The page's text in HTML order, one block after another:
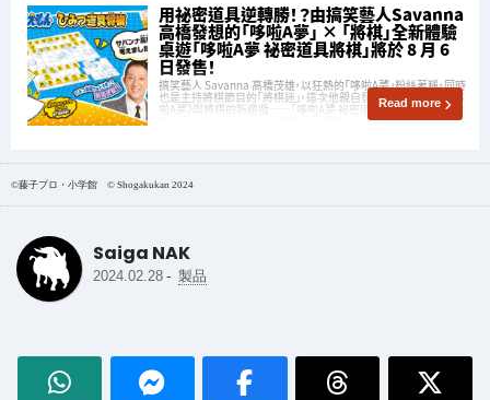
用祕密道具逆轉勝！？由搞笑藝人Savanna
高橋發想的「哆啦A夢」 × 「將棋」全新體驗
桌遊「哆啦A夢 祕密道具將棋」將於 8 月 6
日發售！
搞笑藝人 Savanna 高橋茂雄，以狂熱的「哆啦A夢」粉絲著稱，同時
也是主持將棋節目的「將棋迷」，這次他親自發想並設計出結合《哆
啦A夢》與將棋的新遊戲——「哆啦A夢 祕密道具將棋」！將於 2022
年 8 月 6 日（六）在全日本的玩具專賣店、大型量販店與線上商城
Read more
©藤子プロ・小学館 © Shogakukan 2024
Saiga NAK
2024.02.28 - 製品